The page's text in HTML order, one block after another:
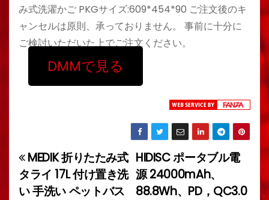
み式洗濯かご PKGサイズ:609*454*90 ご注文後のキ
ャンセルは原則、承っておりません。 事前に十分に
ご検討いただいた上でご注文ください。
DMMで見る
投
稿
HIDISC ポータブル電
源 24000mAh、
88.8Wh、PD，QC3.0
MEDIK 折りたたみ式
タライ 17L 付け置き洗
い 手洗い ペットバス